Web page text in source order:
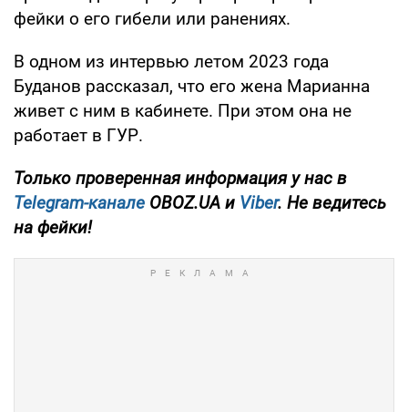
фейки о его гибели или ранениях.
В одном из интервью летом 2023 года
Буданов рассказал, что его жена Марианна
живет с ним в кабинете. При этом она не
работает в ГУР.
Только проверенная информация у нас в
Telegram-канале OBOZ.UA и Viber. Не ведитесь
на фейки!